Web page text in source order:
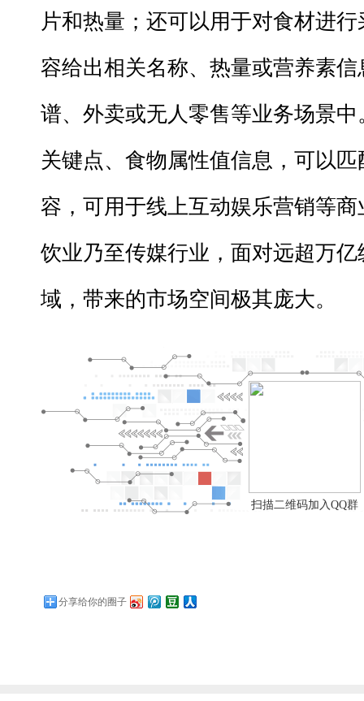
片和热量；还可以用于对食材进
容给出相关名称、热量或营养素
谱、外卖或无人零售等业务场景
关键点、食物属性值信息，可以
容，可用于线上互动娱乐营销等
饮业乃至传媒行业，面对远超万
域，带来的市场空间极其庞大。
扫描二维码加入QQ群
分享给你的圈子